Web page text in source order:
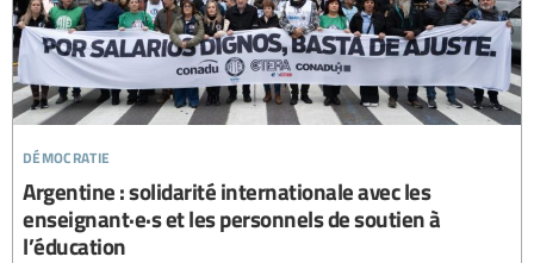
démocratie
Argentine : solidarité internationale avec les
enseignant·e·s et les personnels de soutien à
l’éducation